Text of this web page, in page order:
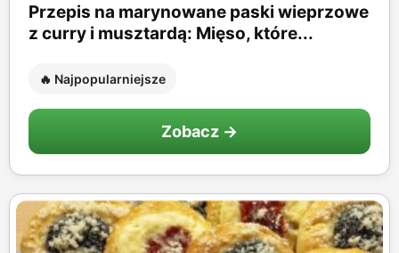
Przepis na marynowane paski wieprzowe
z curry i musztardą: Mięso, które...
🔥 Najpopularniejsze
Zobacz →